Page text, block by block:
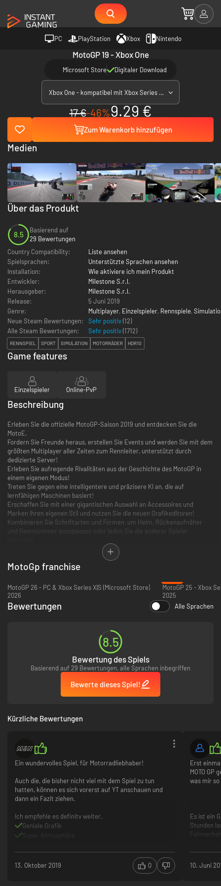
PC PlayStation Xbox Nintendo
MotoGP 19 - Xbox One
Microsoft Store Digitaler Download
Xbox One - kompatibel mit Xbox Series X|S
17 €-46%9.29 €
Zum Warenkorb hinzufügen
Über das Produkt
8.5
Basierend auf
29 Bewertungen
Country Compatibility:
Liste ansehen
Spielsprachen:
Unterstützte Sprachen ansehen
Installation:
Wie aktiviere ich mein Produkt
Entwickler:
Milestone S.r.l.
Herausgeber:
Milestone S.r.l.
Release:
5 Juni 2019
Genre:
Multiplayer, Einzelspieler, Rennspiele,
Neue Steam Bewertungen:
Sehr positiv(12)
Alle Steam Bewertungen:
Sehr positiv(1712)
RENNSPIEL SPORT SIMULATION MOTORRÄDER HDR10
Medien
Game features
Einzelspieler Online-PvP
Beschreibung
Erleben Sie die offizielle MotoGP-Saison 2019 und entdecken Sie die
MotoE.
Fordern Sie Freunde heraus, erstellen Sie Events und werden Sie mit dem
größten Multiplayer aller Zeiten zum Rennleiter, unterstützt durch
dedizierte Server!
Erleben Sie aufregende Rivalitäten aus der Geschichte des MotoGP in
einem eigenen Modus!
Treten Sie gegen eine intelligentere und präzisere KI an, die auf
lernfähigen Maschinen basiert!
Erschaffen Sie mit einer gigantischen Auswahl an Accessoires und
Marken Ihren eigenen Stil und nutzen Sie die neuen Grafikeditoren!
Kombinieren Sie Schriftarten und Formen, um Helm, Rückenaufnäher
und Rennnummer anzupassen oder laden Sie die anderer Spieler
Beginnen Sie Ihre Karriere als Neuling und bereiten Sie sich auf eine
größere Herausforderung vor – stellen Sie sich in der Pro-Karriere den
Rennen als echter Profi!
Schaffen Sie es auf das Siegertreppchen?
MotoGp franchise
MotoGP 26 - PC & Xbox Series X|S (Microsoft Store)
2026
MotoGP 25 - Xbox
2025
Bewertungen Alle Sprachen
8.5
Bewertung des Spiels
Basierend auf 29 Bewertungen, alle Sprachen inbegriffen
Bewerte dieses Spiel!
Kürzliche Bewertungen
Ein wundervolles Spiel, für Motorradliebhaber!
Auch die, die bisher nicht viel mit dem Spiel zu tun
hatten, können es sich vorerst auf YT anschauen und
dann ein Fazit ziehen.
Ich empfehle es definitv weiter.
Geniale Grafik
Super Atmosphäre
13. Oktober 2019 0
Erst
MOTO GP
was mir
Es ist ein
Stunden
Karriere-
10. Juni